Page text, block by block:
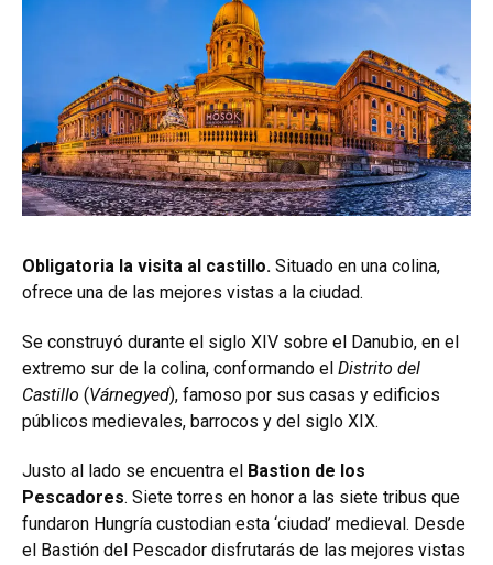
Obligatoria la visita al castillo. Situado en una colina,
ofrece una de las mejores vistas a la ciudad.
Se construyó durante el siglo XIV sobre el Danubio, en el
extremo sur de la colina, conformando el Distrito del
Castillo (Várnegyed), famoso por sus casas y edificios
públicos medievales, barrocos y del siglo XIX.
Justo al lado se encuentra el Bastion de los
Pescadores. Siete torres en honor a las siete tribus que
fundaron Hungría custodian esta ‘ciudad’ medieval. Desde
el Bastión del Pescador disfrutarás de las mejores vistas